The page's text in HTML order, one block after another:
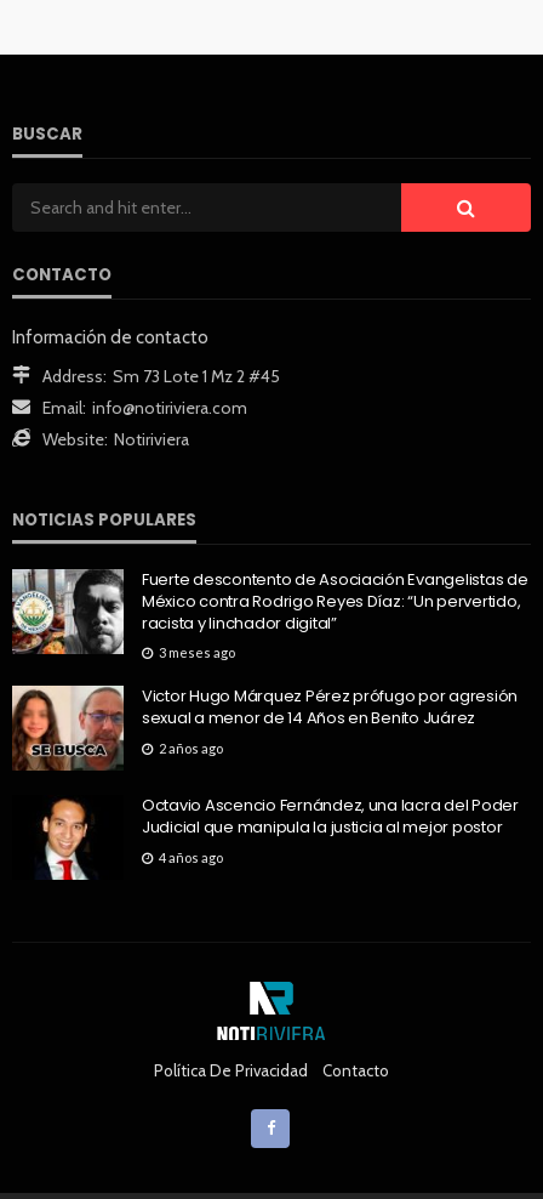
BUSCAR
CONTACTO
Información de contacto
Address: Sm 73 Lote 1 Mz 2 #45
Email: info@notiriviera.com
Website: Notiriviera
NOTICIAS POPULARES
Fuerte descontento de Asociación Evangelistas de
México contra Rodrigo Reyes Díaz: “Un pervertido,
racista y linchador digital”
3 meses ago
Victor Hugo Márquez Pérez prófugo por agresión
sexual a menor de 14 Años en Benito Juárez
2 años ago
Octavio Ascencio Fernández, una lacra del Poder
Judicial que manipula la justicia al mejor postor
4 años ago
Política De Privacidad Contacto